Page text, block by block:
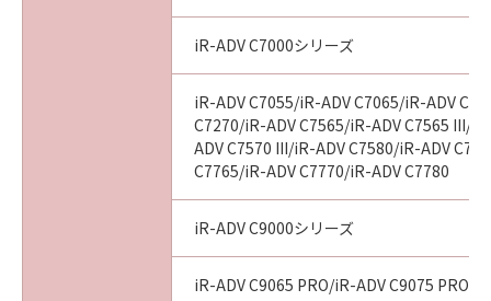
iR-ADV C7000シリーズ
iR-ADV C7055/iR-ADV C7065/iR-ADV
C7270/iR-ADV C7565/iR-ADV C7565 III/
ADV C7570 III/iR-ADV C7580/iR-ADV
C7765/iR-ADV C7770/iR-ADV C7780
iR-ADV C9000シリーズ
iR-ADV C9065 PRO/iR-ADV C9075 PRO/